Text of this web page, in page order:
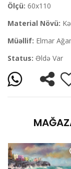
Ölçü: 60x110
Material Növü:
Müəllif: Elmar
Status: Əldə Var